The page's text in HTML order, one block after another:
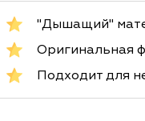
"Дышащий"
Оригинальная
Подходит для